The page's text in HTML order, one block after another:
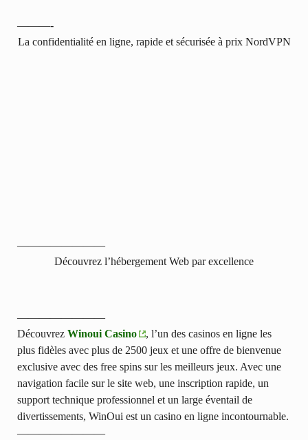
———-
La confidentialité en ligne, rapide et sécurisée à prix NordVPN
————————
Découvrez l’hébergement Web par excellence
————————
Découvrez Winoui Casino
, l’un des casinos en ligne les
plus fidèles avec plus de 2500 jeux et une offre de bienvenue
exclusive avec des free spins sur les meilleurs jeux. Avec une
navigation facile sur le site web, une inscription rapide, un
support technique professionnel et un large éventail de
divertissements, WinOui est un casino en ligne incontournable.
————————